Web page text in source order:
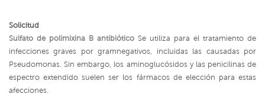
Solicitud
Sulfato de polimixina B antibiótico Se utiliza para el tratamiento de
infecciones graves por gramnegativos, incluidas las causadas por
Pseudomonas. Sin embargo, los aminoglucósidos y las penicilinas de
espectro extendido suelen ser los fármacos de elección para estas
afecciones.